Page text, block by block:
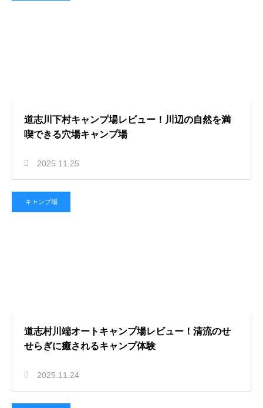
道志川下村キャンプ場レビュー！川辺の自然を満
喫できる穴場キャンプ場
2025.11.25
キャンプ場
道志村川端オートキャンプ場レビュー！清流のせ
せらぎに癒されるキャンプ体験
2025.11.24